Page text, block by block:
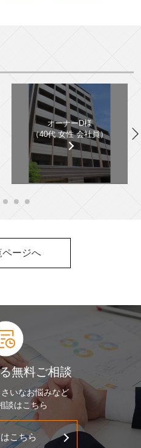
オーナーD様
（40代 女性 会社員）
ページへ
無料ご相談
いなお悩みなど
談はこちら
こちら